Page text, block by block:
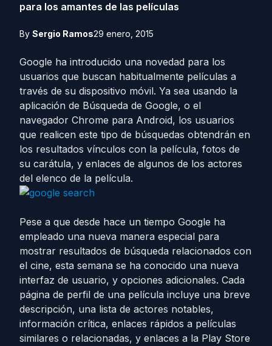
para los amantes de las películas
By Sergio Ramos29 enero, 2015
Google ha introducido una novedad para los
usuarios que buscan habitualmente películas a
través de su dispositivo móvil. Ya sea usando la
aplicación de Búsqueda de Google, o el
navegador Chrome para Android, los usuarios
que realicen este tipo de búsquedas obtendrán en
los resultados vínculos con la película, fotos de
su carátula, y enlaces de algunos de los actores
del elenco de la película.
Pese a que desde hace un tiempo Google ha
empleado una nueva manera especial para
mostrar resultados de búsqueda relacionados con
el cine, esta semana se ha conocido una nueva
interfaz de usuario, y opciones adicionales. Cada
página de perfil de una película incluye una breve
descripción, una lista de actores notables,
información crítica, enlaces rápidos a películas
similares o relacionadas, y enlaces a la Play Store